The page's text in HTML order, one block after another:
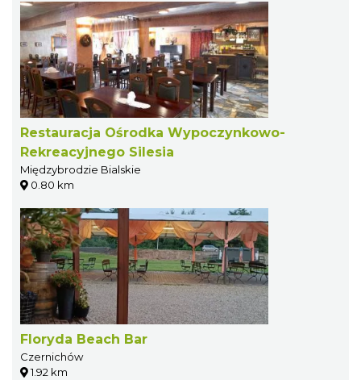
Restauracja Ośrodka Wypoczynkowo-
Rekreacyjnego Silesia
Międzybrodzie Bialskie
0.80 km
Floryda Beach Bar
Czernichów
1.92 km